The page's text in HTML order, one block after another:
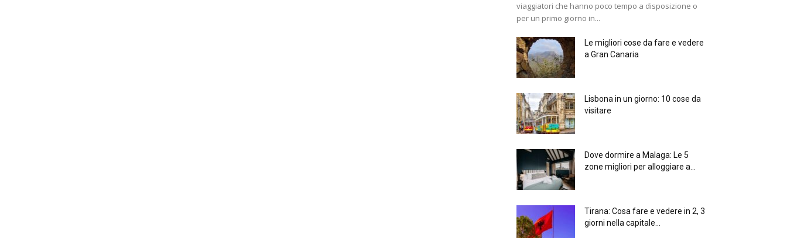
viaggiatori che hanno poco tempo a disposizione o
per un primo giorno in...
Le migliori cose da fare e vedere
a Gran Canaria
Lisbona in un giorno: 10 cose da
visitare
Dove dormire a Malaga: Le 5
zone migliori per alloggiare a...
Tirana: Cosa fare e vedere in 2, 3
giorni nella capitale...